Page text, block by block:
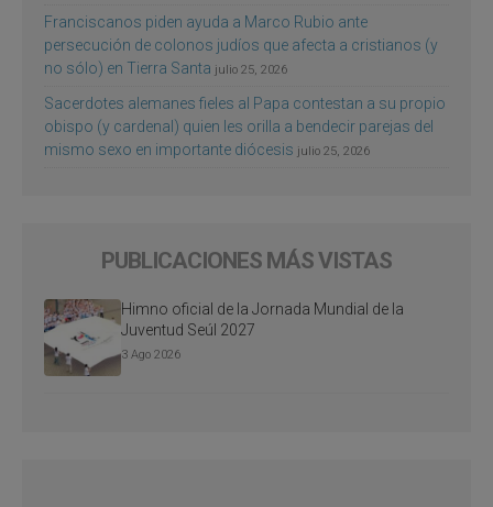
Franciscanos piden ayuda a Marco Rubio ante
persecución de colonos judíos que afecta a cristianos (y
no sólo) en Tierra Santa julio 25, 2026
Sacerdotes alemanes fieles al Papa contestan a su propio
obispo (y cardenal) quien les orilla a bendecir parejas del
mismo sexo en importante diócesis julio 25, 2026
PUBLICACIONES MÁS VISTAS
Himno oficial de la Jornada Mundial de la
Juventud Seúl 2027
3 Ago 2026